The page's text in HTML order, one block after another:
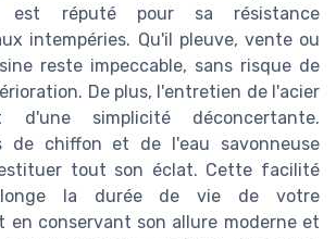
est réputé pour sa résistance
intempéries. Qu'il pleuve, vente ou
reste impeccable, sans risque de
De plus, l'entretien de l'acier
d'une simplicité déconcertante.
de chiffon et de l'eau savonneuse
tout son éclat. Cette facilité
la durée de vie de votre
en conservant son allure moderne et